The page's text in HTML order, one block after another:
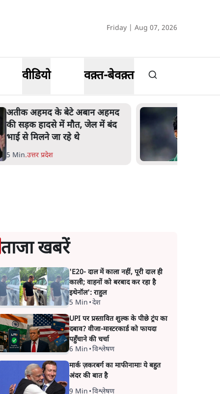
Friday | Aug 07, 2026
वीडियो वक़्त-बेवक़्त
अतीक अहमद के बेटे अबान अहमद
की सड़क हादसे में मौत, जेल में बंद
भाई से मिलने जा रहे थे
5 Min.उत्तर प्रदेश
ताजा खबरें
'E20- दाल में काला नहीं, पूरी दाल ही
काली; वाहनों को बरबाद कर रहा है
इथेनॉल': राहुल
5 Min •देश
UPI पर प्रस्तावित शुल्क के पीछे ट्रंप का
दबाव? वीजा-मास्टरकार्ड को फायदा
पहुँचाने की चर्चा
6 Min •विश्लेषण
मार्क ज़करबर्ग का माफीनामाः ये बहुत
अंदर की बात है
9 Min •विश्लेषण